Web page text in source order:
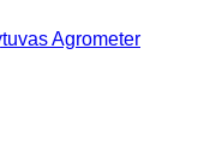
Agrometer